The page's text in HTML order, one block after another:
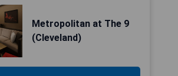
Metropolitan at The 9
(Cleveland)